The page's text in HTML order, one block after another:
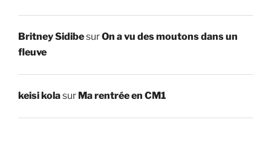
Britney SidibesurOn a vu des moutons dans un
fleuve
keisi kolasur Ma rentrée en CM1